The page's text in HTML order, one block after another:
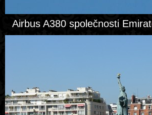
Airbus A380 společnosti